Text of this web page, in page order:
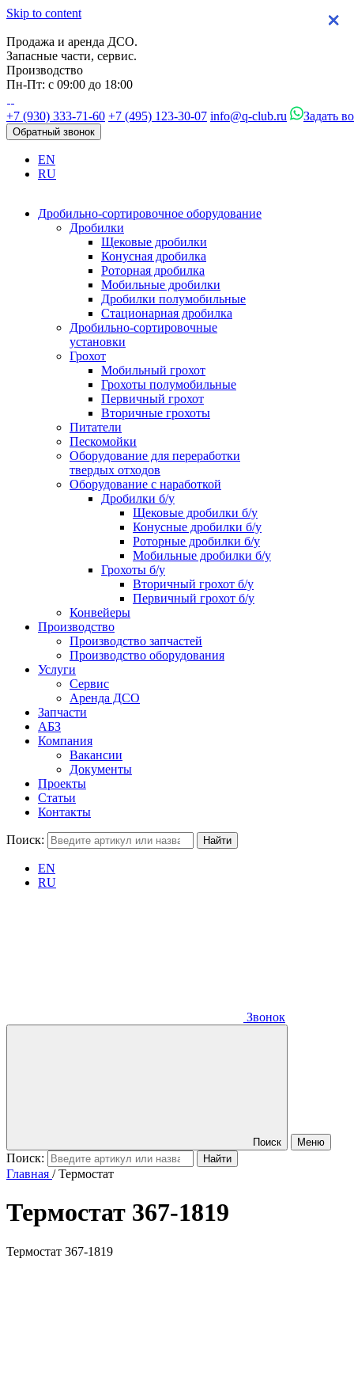
Skip to content
Продажа и аренда ДСО.
Запасные части, сервис.
Производство
Пн-Пт: с 09:00 до 18:00
+7 (930) 333-71-60 +7 (495) 123-30-07 info@q-club.ru Задать
Обратный звонок
EN
RU
Дробильно-сортировочное оборудование
Дробилки
Щековые дробилки
Конусная дробилка
Роторная дробилка
Мобильные дробилки
Дробилки полумобильные
Стационарная дробилка
Дробильно-сортировочные
установки
Грохот
Мобильный грохот
Грохоты полумобильные
Первичный грохот
Вторичные грохоты
Питатели
Пескомойки
Оборудование для переработки
твердых отходов
Оборудование с наработкой
Дробилки б/у
Щековые дробилки б/у
Конусные дробилки б/у
Роторные дробилки б/у
Мобильные дробилки б/у
Грохоты б/у
Вторичный грохот б/у
Первичный грохот б/у
Конвейеры
Производство
Производство запчастей
Производство оборудования
Услуги
Сервис
Аренда ДСО
Запчасти
АБЗ
Компания
Вакансии
Документы
Проекты
Статьи
Контакты
Поиск:
EN
RU
Звонок
Поиск Меню
Поиск:
Главная /Термостат
Термостат 367-1819
Термостат 367-1819
×
×
×
×